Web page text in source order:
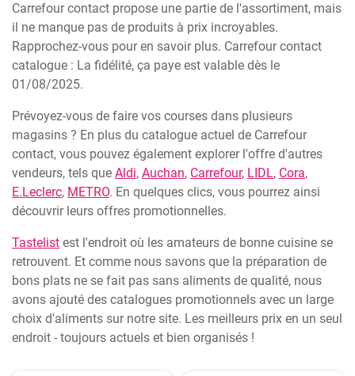
Carrefour contact propose une partie de l'assortiment, mais
il ne manque pas de produits à prix incroyables.
Rapprochez-vous pour en savoir plus. Carrefour contact
catalogue : La fidélité, ça paye est valable dès le
01/08/2025.
Prévoyez-vous de faire vos courses dans plusieurs
magasins ? En plus du catalogue actuel de Carrefour
contact, vous pouvez également explorer l'offre d'autres
vendeurs, tels que Aldi, Auchan, Carrefour, LIDL, Cora,
E.Leclerc, METRO. En quelques clics, vous pourrez ainsi
découvrir leurs offres promotionnelles.
Tastelist est l'endroit où les amateurs de bonne cuisine se
retrouvent. Et comme nous savons que la préparation de
bons plats ne se fait pas sans aliments de qualité, nous
avons ajouté des catalogues promotionnels avec un large
choix d'aliments sur notre site. Les meilleurs prix en un seul
endroit - toujours actuels et bien organisés !